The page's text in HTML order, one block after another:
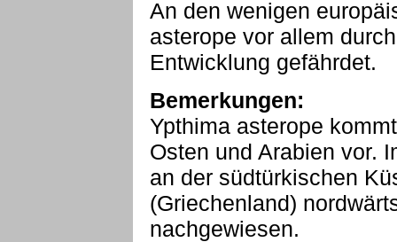
An den wenigen
asterope vor allem
Entwicklung gefährdet.
Bemerkungen:
Ypthima asterope
Osten und Arabien vor.
an der südtürkischen
(Griechenland)
nachgewiesen.